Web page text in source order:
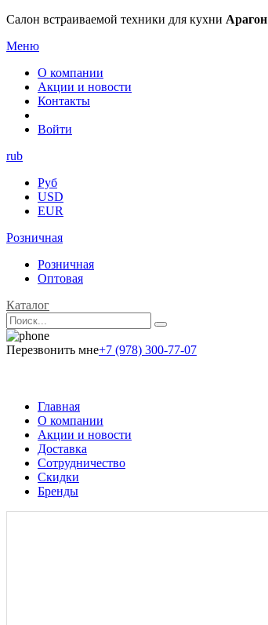
Салон встраиваемой техники для кухни Арагон
Меню
О компании
Акции и новости
Контакты
Войти
rub
Руб
USD
EUR
Розничная
Розничная
Оптовая
Каталог
Перезвонить мне+7 (978) 300-77-07
Главная
О компании
Акции и новости
Доставка
Сотрудничество
Скидки
Бренды